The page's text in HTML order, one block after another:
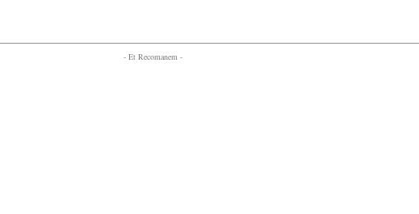
- Et Recomanem -